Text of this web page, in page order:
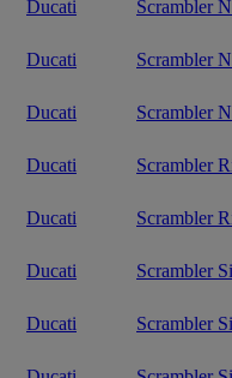
Ducati Scrambler
Ducati Scrambler
Ducati Scrambler
Ducati Scrambler
Ducati Scrambler
Ducati Scrambler
Ducati Scrambler